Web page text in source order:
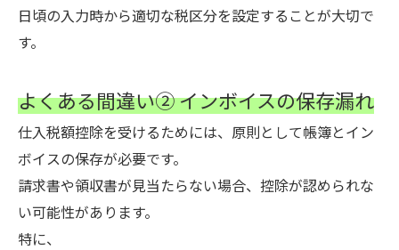
日頃の入力時から適切な税区分を設定することが大切で
す。
よくある間違い② インボイスの保存漏れ
仕入税額控除を受けるためには、原則として帳簿とイン
ボイスの保存が必要です。
請求書や領収書が見当たらない場合、控除が認められな
い可能性があります。
特に、